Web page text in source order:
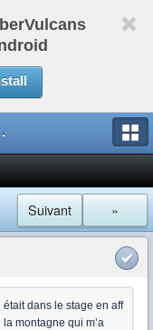
»
Suivant
dans le stage en aff
montagne qui m’a